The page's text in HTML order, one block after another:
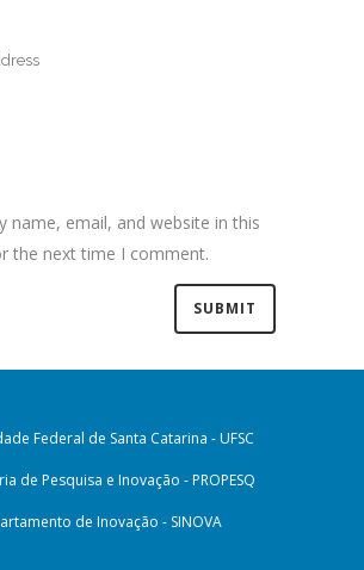
name, email, and website in this
the next time I comment.
Federal de Santa Catarina - UFSC
de Pesquisa e Inovação - PROPESQ
de Inovação - SINOVA